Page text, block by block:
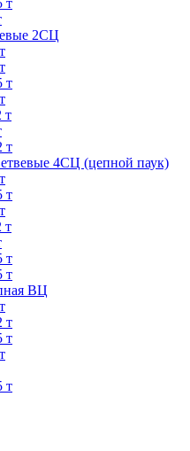
т
2СЦ
т
т
т
4СЦ (цепной паук)
т
т
т
т
ВЦ
т
т
т